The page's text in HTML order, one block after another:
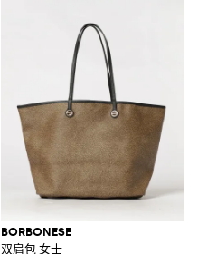
BORBONESE
双肩包 女士